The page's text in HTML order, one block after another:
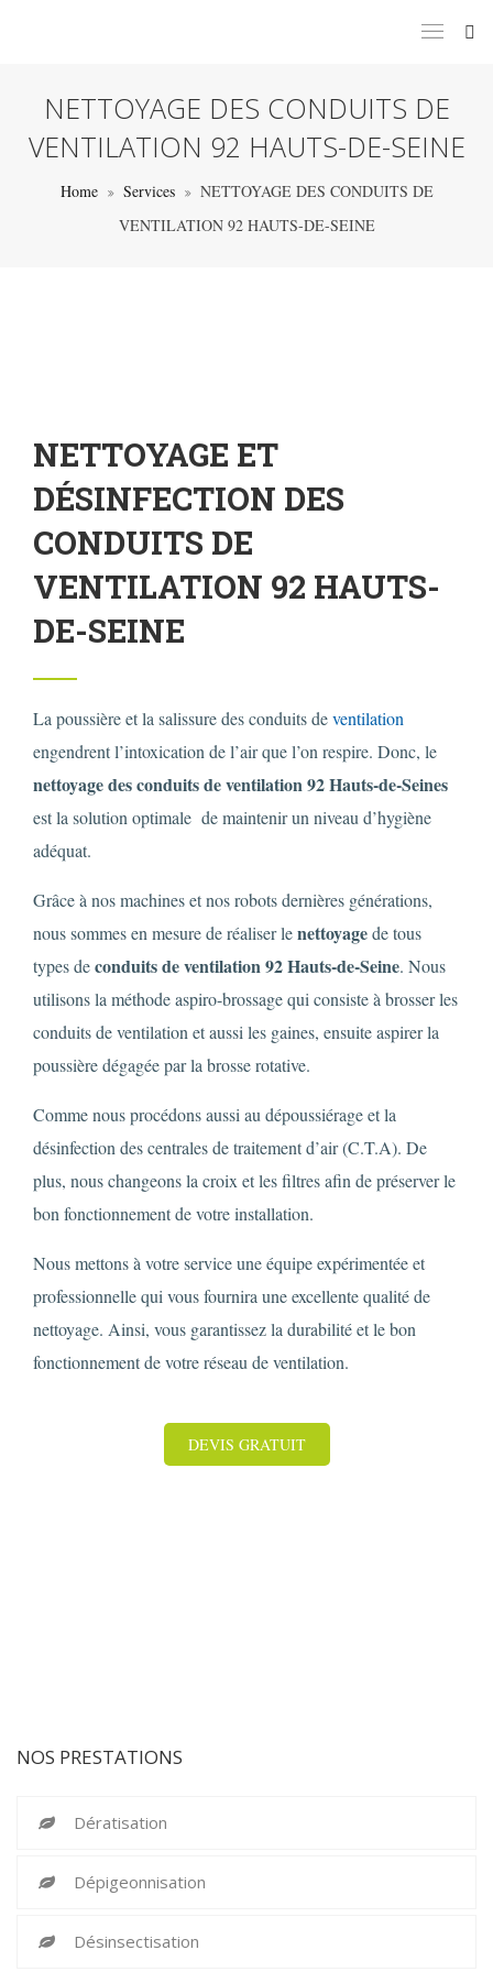
NETTOYAGE DES CONDUITS DE
VENTILATION 92 HAUTS-DE-SEINE
Home Services
NETTOYAGE DES CONDUITS DE
VENTILATION 92 HAUTS-DE-SEINE
NETTOYAGE ET
DÉSINFECTION DES
CONDUITS DE
VENTILATION 92 HAUTS-
DE-SEINE
La poussière et la salissure des conduits deventilation
engendrent l’intoxication de l’air que l’on respire. Donc, le
nettoyage des conduits de ventilation 92 Hauts-de-Seines
est la solution optimale de maintenir un niveau d’hygiène
adéquat.
Grâce à nos machines et nos robots dernières générations,
nous sommes en mesure de réaliser lenettoyagede tous
types deconduits de ventilation 92 Hauts-de-Seine. Nous
utilisons la méthode aspiro-brossage qui consiste à brosser les
conduits de ventilation et aussi les gaines, ensuite aspirer la
poussière dégagée par la brosse rotative.
Comme nous procédons aussi au dépoussiérage et la
désinfection des centrales de traitement d’air (C.T.A). De
plus, nous changeons la croix et les filtres afin de préserver le
bon fonctionnement de votre installation.
Nous mettons à votre service une équipe expérimentée et
professionnelle qui vous fournira une excellente qualité de
nettoyage. Ainsi, vous garantissez la durabilité et le bon
fonctionnement de votre réseau de ventilation.
DEVIS GRATUIT
NOS PRESTATIONS
Dératisation
Dépigeonnisation
Désinsectisation